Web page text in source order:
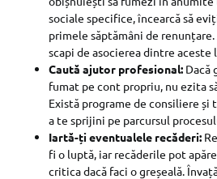
sociale specifice, încearcă să
primele săptămâni de
scapi de asocierea dintre aceste
Caută ajutor profesional: Dacă
fumat pe cont propriu, nu ezita
Există programe de consiliere
a te sprijini pe parcursul
Iartă-ți eventualele recăderi:
fi o luptă, iar recăderile pot
critica dacă faci o greșeală.